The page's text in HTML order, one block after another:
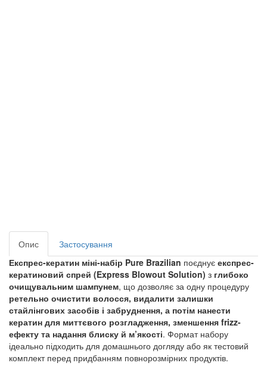
Опис
Застосування
Експрес-кератин міні-набір Pure Brazilian поєднує експрес-
кератиновий спрей (Express Blowout Solution) з глибоко
очищувальним шампунем, що дозволяє за одну процедуру
ретельно очистити волосся, видалити залишки
стайлінгових засобів і забруднення, а потім нанести
кератин для миттєвого розгладження, зменшення frizz-
ефекту та надання блиску й м’якості. Формат набору
ідеально підходить для домашнього догляду або як тестовий
комплект перед придбанням повнорозмірних продуктів.